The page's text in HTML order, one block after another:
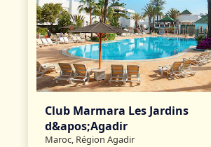
Club Marmara Les Jardins
d&apos;Agadir
Maroc, Région Agadir